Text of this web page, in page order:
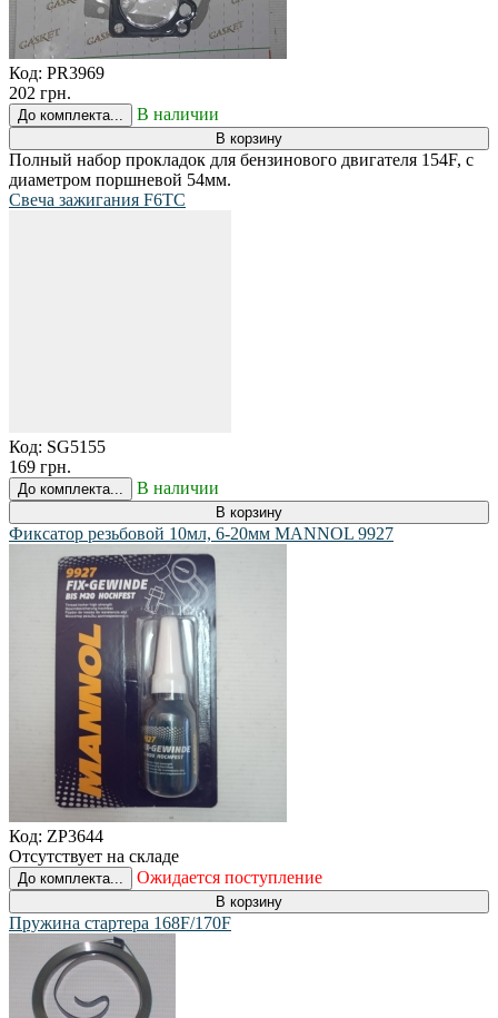
Код: PR3969
202 грн.
До комплекта... В наличии
В корзину
Полный набор прокладок для бензинового двигателя 154F, с
диаметром поршневой 54мм.
Свеча зажигания F6TC
Код: SG5155
169 грн.
До комплекта... В наличии
В корзину
Фиксатор резьбовой 10мл, 6-20мм MANNOL 9927
Код: ZP3644
Отсутствует на складе
До комплекта... Ожидается поступление
В корзину
Пружина стартера 168F/170F